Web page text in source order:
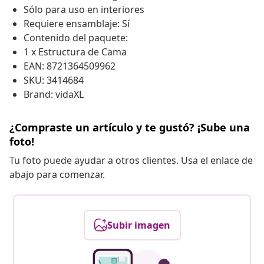
Sólo para uso en interiores
Requiere ensamblaje: Sí
Contenido del paquete:
1 x Estructura de Cama
EAN: 8721364509962
SKU: 3414684
Brand: vidaXL
¿Compraste un artículo y te gustó? ¡Sube una
foto!
Tu foto puede ayudar a otros clientes. Usa el enlace de
abajo para comenzar.
Subir imagen